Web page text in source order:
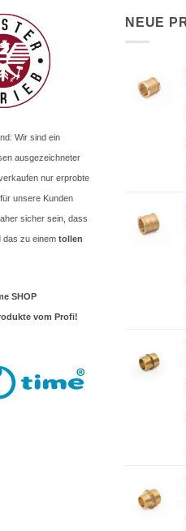
Wir sind ein
ausgezeichneter
nur erprobte
unsere Kunden
sicher sein, dass
das zu einem tollen
SHOP
vom Profi!
NEUE